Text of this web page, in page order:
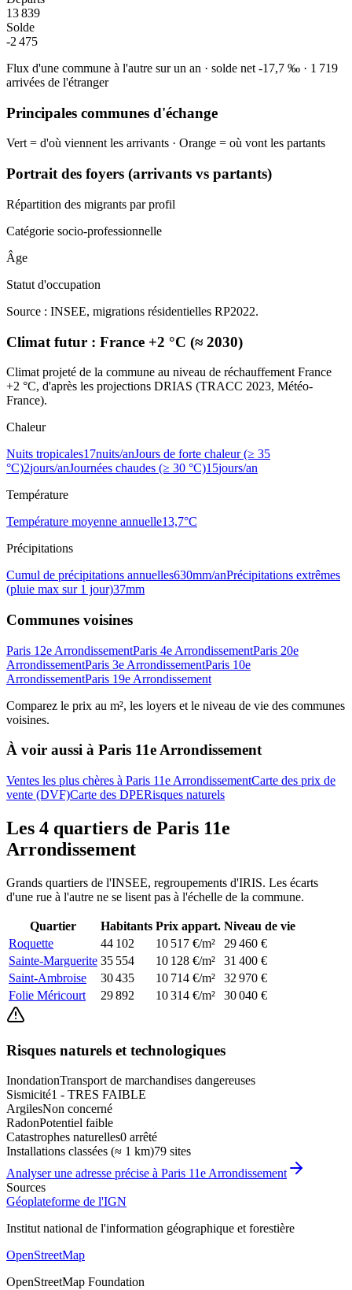
13 839
Solde
-2 475
Flux d'une commune à l'autre sur un an · solde net -17,7 ‰ · 1 719
arrivées de l'étranger
Principales communes d'échange
Vert = d'où viennent les arrivants · Orange = où vont les partants
Portrait des foyers (arrivants vs partants)
Répartition des migrants par profil
Catégorie socio-professionnelle
Âge
Statut d'occupation
Source : INSEE, migrations résidentielles RP2022.
Climat futur : France +2 °C (≈ 2030)
Climat projeté de la commune au niveau de réchauffement France
+2 °C, d'après les projections DRIAS (TRACC 2023, Météo-
France).
Chaleur
Nuits tropicales17nuits/anJours de forte chaleur (≥ 35
°C)2jours/anJournées chaudes (≥ 30 °C)15jours/an
Température
Température moyenne annuelle13,7°C
Précipitations
Cumul de précipitations annuelles630mm/anPrécipitations extrêmes
(pluie max sur 1 jour)37mm
Communes voisines
Paris 12e ArrondissementParis 4e ArrondissementParis 20e
ArrondissementParis 3e ArrondissementParis 10e
ArrondissementParis 19e Arrondissement
Comparez le prix au m², les loyers et le niveau de vie des communes
voisines.
À voir aussi à Paris 11e Arrondissement
Ventes les plus chères à Paris 11e ArrondissementCarte des prix de
vente (DVF)Carte des DPERisques naturels
Les 4 quartiers de Paris 11e
Arrondissement
Grands quartiers de l'INSEE, regroupements d'IRIS. Les écarts
d'une rue à l'autre ne se lisent pas à l'échelle de la commune.
Quartier Habitants Prix appart. Niveau de vie
Roquette
44 102 10 517 €/m²
29 460 €
Sainte-Marguerite 35 554 10 128 €/m²
31 400 €
Saint-Ambroise
30 435 10 714 €/m²
32 970 €
Folie Méricourt
29 892 10 314 €/m² 30 040 €
Risques naturels et technologiques
InondationTransport de marchandises dangereuses
Sismicité1 - TRES FAIBLE
ArgilesNon concerné
RadonPotentiel faible
Catastrophes naturelles0 arrêté
Installations classées (≈ 1 km)79 sites
Analyser une adresse précise à Paris 11e Arrondissement
Sources
Géoplateforme de l'IGN
Institut national de l'information géographique et forestière
OpenStreetMap
OpenStreetMap Foundation